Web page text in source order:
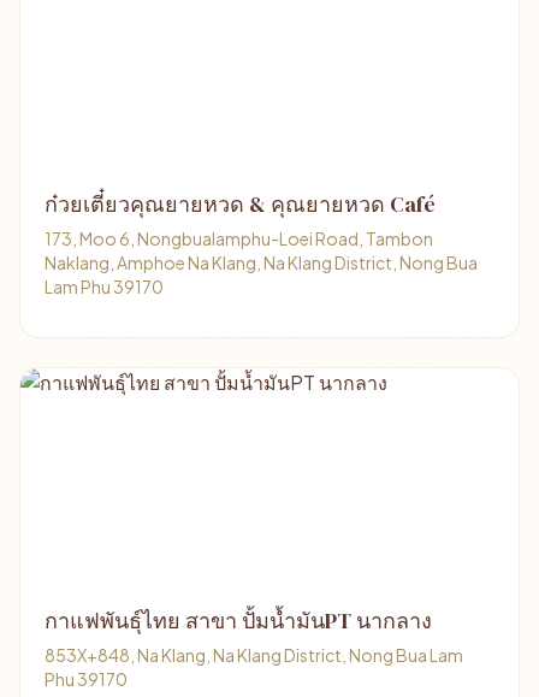
ก๋วยเตี๋ยวคุณยายหวด & คุณยายหวด Café
173, Moo 6, Nongbualamphu-Loei Road, Tambon
Naklang, Amphoe Na Klang, Na Klang District, Nong Bua
Lam Phu 39170
กาแฟพันธุ์ไทย สาขา ปั้มน้ำมันPT นากลาง
853X+848, Na Klang, Na Klang District, Nong Bua Lam
Phu 39170